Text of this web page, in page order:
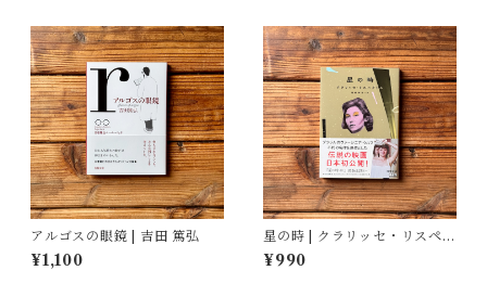
アルゴスの眼鏡 | 吉田 篤弘
¥1,100
星の時 | クラリッセ・リスペク
トル, 福嶋 伸洋(訳)
¥990